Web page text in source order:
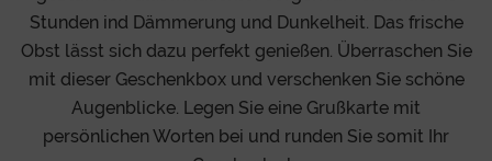
Stunden ind Dämmerung und Dunkelheit. Das frische
Obst lässt sich dazu perfekt genießen. Überraschen Sie
mit dieser Geschenkbox und verschenken Sie schöne
Augenblicke. Legen Sie eine Grußkarte mit
persönlichen Worten bei und runden Sie somit Ihr